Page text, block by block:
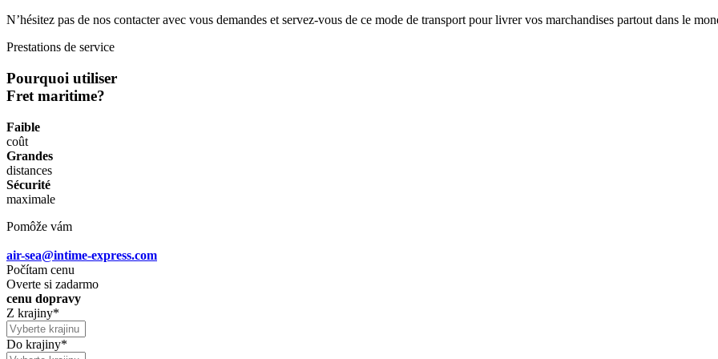
N’hésitez pas de nos contacter avec vous demandes et servez-vous de ce mode de transport pour livrer vos marchandises partout dans le
Prestations de service
Pourquoi utiliser
Fret maritime?
Faible
coût
Grandes
distances
Sécurité
maximale
Pomôže vám
air-sea@intime-express.com
Počítam cenu
Overte si zadarmo
cenu dopravy
Z krajiny*
Do krajiny*